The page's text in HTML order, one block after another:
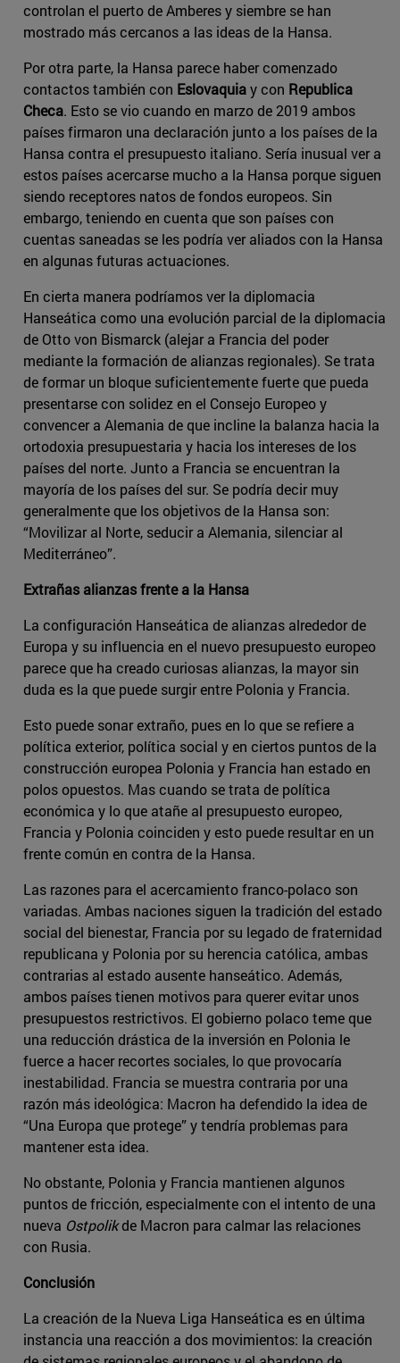
controlan el puerto de Amberes y siembre se han
mostrado más cercanos a las ideas de la Hansa.
Por otra parte, la Hansa parece haber comenzado
contactos también con Eslovaquiay con Republica
Checa. Esto se vio cuando en marzo de 2019 ambos
países firmaron una declaración junto a los países de la
Hansa contra el presupuesto italiano. Sería inusual ver a
estos países acercarse mucho a la Hansa porque siguen
siendo receptores natos de fondos europeos. Sin
embargo, teniendo en cuenta que son países con
cuentas saneadas se les podría ver aliados con la Hansa
en algunas futuras actuaciones.
En cierta manera podríamos ver la diplomacia
Hanseática como una evolución parcial de la diplomacia
de Otto von Bismarck (alejar a Francia del poder
mediante la formación de alianzas regionales). Se trata
de formar un bloque suficientemente fuerte que pueda
presentarse con solidez en el Consejo Europeo y
convencer a Alemania de que incline la balanza hacia la
ortodoxia presupuestaria y hacia los intereses de los
países del norte. Junto a Francia se encuentran la
mayoría de los países del sur. Se podría decir muy
generalmente que los objetivos de la Hansa son:
“Movilizar al Norte, seducir a Alemania, silenciar al
Mediterráneo”.
Extrañas alianzas frente a la Hansa
La configuración Hanseática de alianzas alrededor de
Europa y su influencia en el nuevo presupuesto europeo
parece que ha creado curiosas alianzas, la mayor sin
duda es la que puede surgir entre Polonia y Francia.
Esto puede sonar extraño, pues en lo que se refiere a
política exterior, política social y en ciertos puntos de la
construcción europea Polonia y Francia han estado en
polos opuestos. Mas cuando se trata de política
económica y lo que atañe al presupuesto europeo,
Francia y Polonia coinciden y esto puede resultar en un
frente común en contra de la Hansa.
Las razones para el acercamiento franco-polaco son
variadas. Ambas naciones siguen la tradición del estado
social del bienestar, Francia por su legado de fraternidad
republicana y Polonia por su herencia católica, ambas
contrarias al estado ausente hanseático. Además,
ambos países tienen motivos para querer evitar unos
presupuestos restrictivos. El gobierno polaco teme que
una reducción drástica de la inversión en Polonia le
fuerce a hacer recortes sociales, lo que provocaría
inestabilidad. Francia se muestra contraria por una
razón más ideológica: Macron ha defendido la idea de
“Una Europa que protege” y tendría problemas para
mantener esta idea.
No obstante, Polonia y Francia mantienen algunos
puntos de fricción, especialmente con el intento de una
nueva Ostpolikde Macron para calmar las relaciones
con Rusia.
Conclusión
La creación de la Nueva Liga Hanseática es en última
instancia una reacción a dos movimientos: la creación